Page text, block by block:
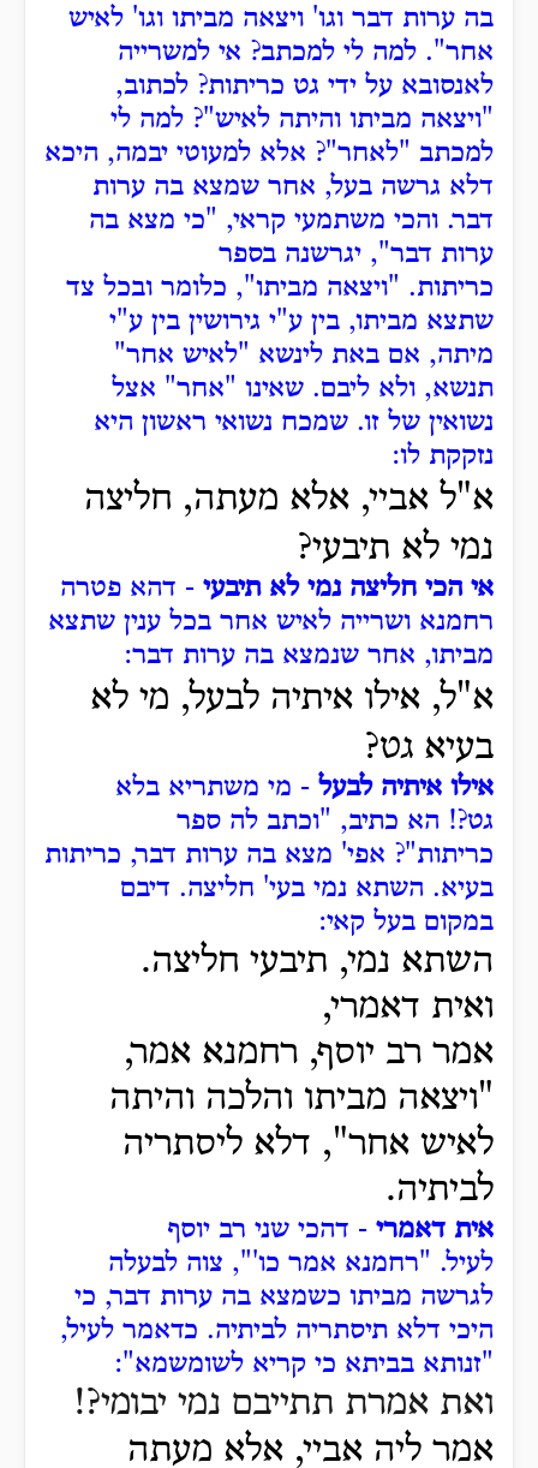
בה ערות דבר וגו' ויצאה מביתו וגו' לאיש
אחר". למה לי למכתב? אי למשרייה
לאנסובא על ידי גט כריתות? לכתוב,
"ויצאה מביתו והיתה לאיש"? למה לי
למכתב "לאחר"? אלא למעוטי יבמה, היכא
דלא גרשה בעל, אחר שמצא בה ערות
דבר. והכי משתמעי קראי, "כי מצא בה
ערות דבר", יגרשנה בספר
כריתות. "ויצאה מביתו", כלומר ובכל צד
שתצא מביתו, בין ע"י גירושין בין ע"י
מיתה, אם באת לינשא "לאיש אחר"
תנשא, ולא ליבם. שאינו "אחר" אצל
נשואין של זו. שמכח נשואי ראשון היא
נזקקת לו:
א"ל אביי, אלא מעתה, חליצה
נמי לא תיבעי?
אי הכי חליצה נמי לא תיבעי - דהא פטרה
רחמנא ושרייה לאיש אחר בכל ענין שתצא
מביתו, אחר שנמצא בה ערות דבר:
א"ל, אילו איתיה לבעל, מי לא
בעיא גט?
אילו איתיה לבעל - מי משתריא בלא
גט?! הא כתיב, "וכתב לה ספר
כריתות"? אפי' מצא בה ערות דבר, כריתות
בעיא. השתא נמי בעי' חליצה. דיבם
במקום בעל קאי:
השתא נמי, תיבעי חליצה.
ואית דאמרי,
אמר רב יוסף, רחמנא אמר,
"ויצאה מביתו והלכה והיתה
לאיש אחר", דלא ליסתריה
לביתיה.
אית דאמרי - דהכי שני רב יוסף
לעיל. "רחמנא אמר כו'", צוה לבעלה
לגרשה מביתו כשמצא בה ערות דבר, כי
היכי דלא תיסתריה לביתיה. כדאמר לעיל,
"זנותא בביתא כי קריא לשומשמא":
ואת אמרת תתייבם נמי יבומי?!
אמר ליה אביי, אלא מעתה